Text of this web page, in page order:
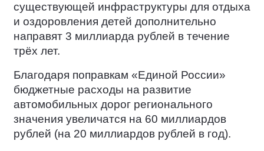
существующей инфраструктуры для отдыха
и оздоровления детей дополнительно
направят 3 миллиарда рублей в течение
трёх лет.
Благодаря поправкам «Единой России»
бюджетные расходы на развитие
автомобильных дорог регионального
значения увеличатся на 60 миллиардов
рублей (на 20 миллиардов рублей в год).